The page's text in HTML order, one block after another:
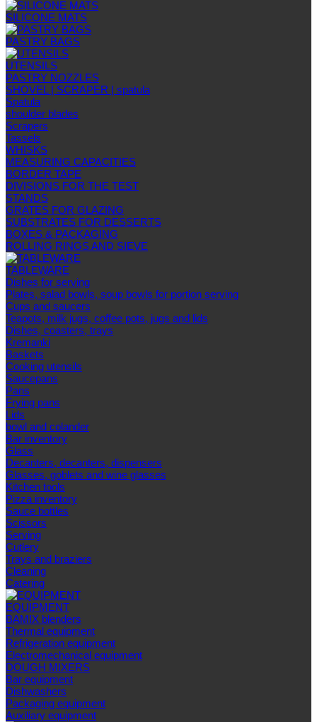
SILICONE MATS
PASTRY BAGS
UTENSILS
PASTRY NOZZLES
SHOVEL | SCRAPER | spatula
Spatula
shoulder blades
Scrapers
Tassels
WHISKS
MEASURING CAPACITIES
BORDER TAPE
DIVISIONS FOR THE TEST
STANDS
GRATES FOR GLAZING
SUBSTRATES FOR DESSERTS
BOXES & PACKAGING
ROLLING RINGS AND SIEVE
TABLEWARE
Dishes for serving
Plates, salad bowls, soup bowls for portion serving
Cups and saucers
Teapots, milk jugs, coffee pots, jugs and lids
Dishes, coasters, trays
Kremanki
Baskets
Cooking utensils
Saucepans
Pans
Frying pans
Lids
bowl and colander
Bar inventory
Glass
Decanters, decanters, dispensers
Glasses, goblets and wine glasses
Kitchen tools
Pizza inventory
Sauce bottles
Scissors
Serving
Cutlery
Trays and braziers
Сleaning
Catering
EQUIPMENT
BAMIX blenders
Thermal equipment
Refrigeration equipment
Electromechanical equipment
DOUGH MIXERS
Bar equipment
Dishwashers
Packaging equipment
Auxiliary equipment